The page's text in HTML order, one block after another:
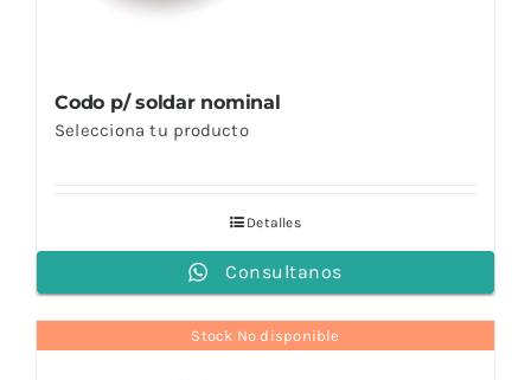
Codo p/ soldar nominal
Selecciona tu producto
Detalles
Consultanos
Stock No disponible